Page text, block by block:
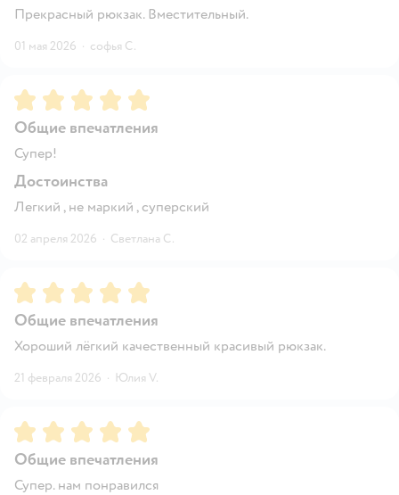
Прекрасный рюкзак. Вместительный.
01 мая 2026 · софья С.
Рейтинг:5
Общие впечатления
Супер!
Достоинства
Легкий , не маркий , суперский
02 апреля 2026 · Светлана С.
Рейтинг:5
Общие впечатления
Хороший лёгкий качественный красивый рюкзак.
21 февраля 2026 · Юлия V.
Рейтинг:5
Общие впечатления
Супер. нам понравился